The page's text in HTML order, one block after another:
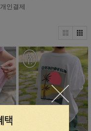
개인결제